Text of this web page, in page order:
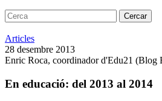
Cercar
Articles
28 desembre 2013
Enric Roca, coordinador d'Edu21 (Blog
En educació: del 2013 al 2014